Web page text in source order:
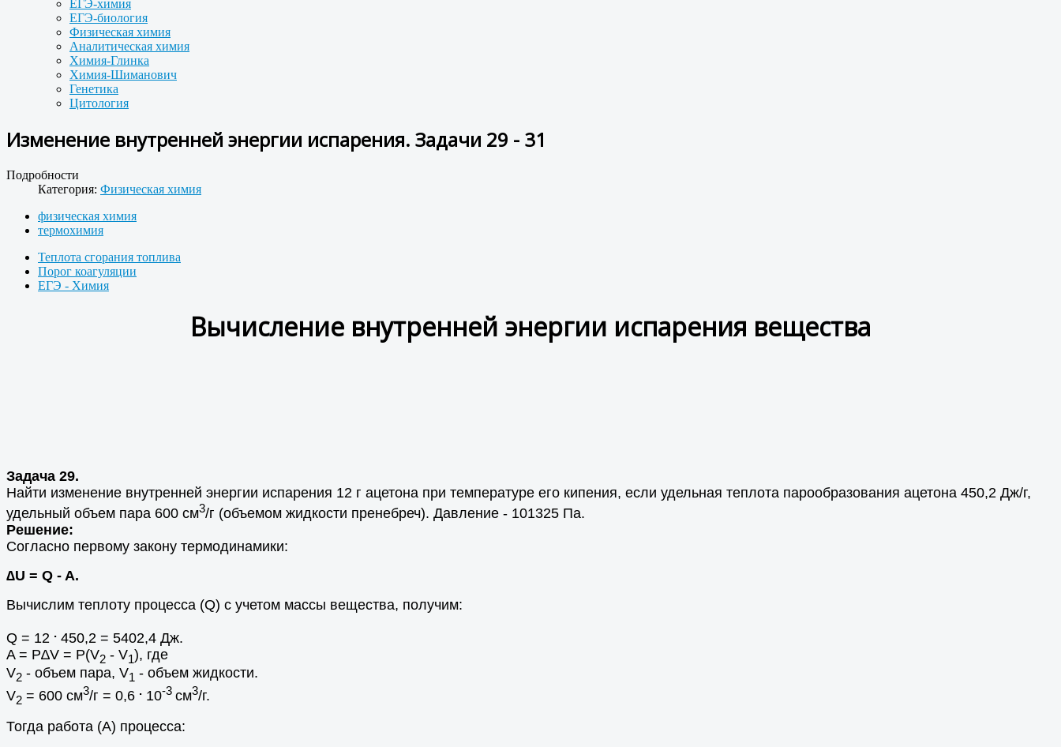
ЕГЭ-химия
ЕГЭ-биология
Физическая химия
Аналитическая химия
Химия-Глинка
Химия-Шиманович
Генетика
Цитология
Изменение внутренней энергии испарения. Задачи 29 - 31
Подробности
Категория: Физическая химия
физическая химия
термохимия
Теплота сгорания топлива
Порог коагуляции
ЕГЭ - Химия
Вычисление внутренней энергии испарения вещества
Задача 29.
Найти изменение внутренней энергии испарения 12 г ацетона при температуре его кипения, если удельная теплота парообразования ацетона 450,2 Дж/г,
удельный объем пара 600 см3/г (объемом жидкости пренебреч). Давление - 101325 Па.
Решение:
Согласно первому закону термодинамики:
∆U = Q - A.
Вычислим теплоту процесса (Q) с учетом массы вещества, получим:
Q = 12 . 450,2 = 5402,4 Дж.
A = P∆V = P(V2 - V1), где
V2 - объем пара, V1 - объем жидкости.
V2 = 600 см3/г = 0,6 . 10-3 см3/г.
Тогда работа (А) процесса: